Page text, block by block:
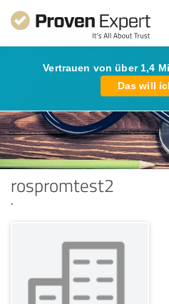
Vertrauen von über 1,4
Das will
rospromtest2
.